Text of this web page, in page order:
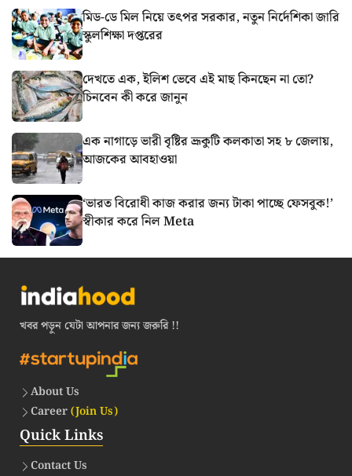
মিড-ডে মিল নিয়ে তৎপর সরকার, নতুন নির্দেশিকা জারি
স্কুলশিক্ষা দপ্তরের
দেখতে এক, ইলিশ ভেবে এই মাছ কিনছেন না তো?
চিনবেন কী করে জানুন
এক নাগাড়ে ভারী বৃষ্টির ভ্রূকুটি কলকাতা সহ ৮ জেলায়,
আজকের আবহাওয়া
‘ভারত বিরোধী কাজ করার জন্য টাকা পাচ্ছে ফেসবুক!’
স্বীকার করে নিল Meta
খবর পড়ুন যেটা আপনার জন্য জরুরি !!
About Us
Career(Join Us)
Quick Links
Contact Us